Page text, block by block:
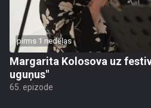
pirms 1 nedēļas
Margarita Kolosova uz
uguņus"
65. epizode